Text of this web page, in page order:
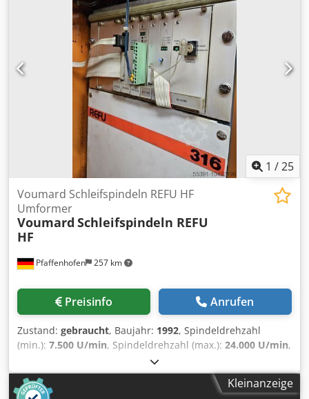
dem Querschlitten 550 mm, Umlaufdurchmesser im Hals
1150 mm, Schaftdurchmesser 76,5 mm, 24 Drehzahlen von
9-500 U/min, hat eine feste Lünette, hat ein montiertes 4-
Backenfutter mit einem Durchmesser von 800 mm,
insgesamt sehr guter Zustand Dkjdpfxjwd D Ito Alhor
1 /25
Pfaffenhofen 257 km
Voumard Schleifspindeln REFU HF
Umformer
Voumard Schleifspindeln REFU
HF
Preisinfo Anrufen
Zustand: gebraucht, Baujahr: 1992, Spindeldrehzahl
(min.): 7.500 U/min, Spindeldrehzahl (max.): 24.000 U/min,
4 Motor - Schleifspindeln ( Flüssigkeitsgekühlt, Sperrluft /
Ölnebelschmierung) samt dem REFU HF-Umformer Dkjdpfx
Alel Tn Afjher z.B. zur Versorgung der Spindeln von einer
Kleinanzeige